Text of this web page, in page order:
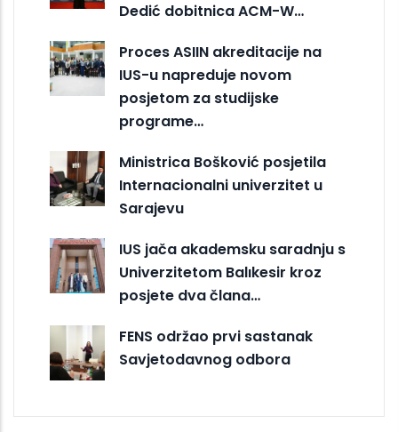
Dedić dobitnica ACM-W…
Proces ASIIN akreditacije na
IUS-u napreduje novom
posjetom za studijske
programe…
Ministrica Bošković posjetila
Internacionalni univerzitet u
Sarajevu
IUS jača akademsku saradnju s
Univerzitetom Balıkesir kroz
posjete dva člana…
FENS održao prvi sastanak
Savjetodavnog odbora